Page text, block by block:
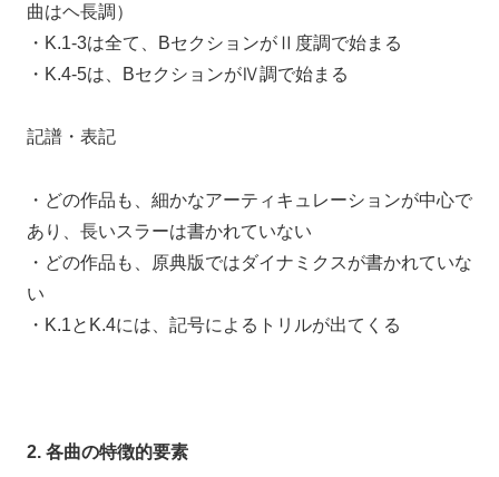
曲はヘ長調）
・K.1-3は全て、BセクションがⅡ度調で始まる
・K.4-5は、BセクションがⅣ調で始まる
記譜・表記
・どの作品も、細かなアーティキュレーションが中心で
あり、長いスラーは書かれていない
・どの作品も、原典版ではダイナミクスが書かれていな
い
・K.1とK.4には、記号によるトリルが出てくる
2. 各曲の特徴的要素